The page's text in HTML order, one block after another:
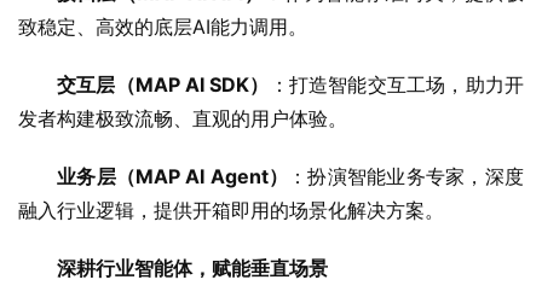
致稳定、高效的底层AI能力调用。
交互层（MAP AI SDK）
：打造智能交互工场，助力开
发者构建极致流畅、直观的用户体验。
业务层（MAP AI Agent）
：扮演智能业务专家，深度
融入行业逻辑，提供开箱即用的场景化解决方案。
深耕行业智能体，赋能垂直场景